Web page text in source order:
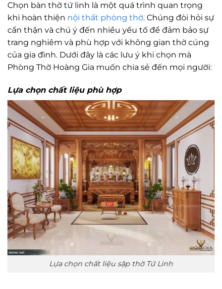
Chọn bàn thờ tứ linh là một quá trình quan trọng
khi hoàn thiện nội thất phòng thờ. Chúng đòi hỏi sự
cẩn thận và chú ý đến nhiều yếu tố để đảm bảo sự
trang nghiêm và phù hợp với không gian thờ cúng
của gia đình. Dưới đây là các lưu ý khi chọn mà
Phòng Thờ Hoàng Gia muốn chia sẻ đến mọi người:
Lựa chọn chất liệu phù hợp
Lựa chọn chất liệu sập thờ Tứ Linh